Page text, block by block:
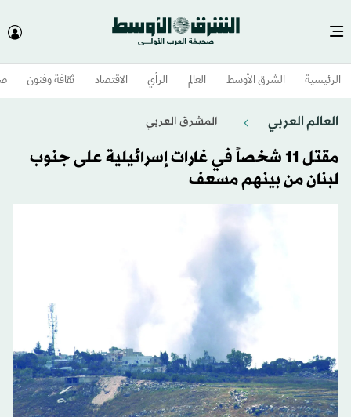
الرئيسية الشرق الأوسط​ العالم الرأي الاقتصاد ثقافة وفنون
العالم العربي المشرق العربي
مقتل 11 شخصاً في غارات إسرائيلية على جنوب
لبنان من بينهم مسعف